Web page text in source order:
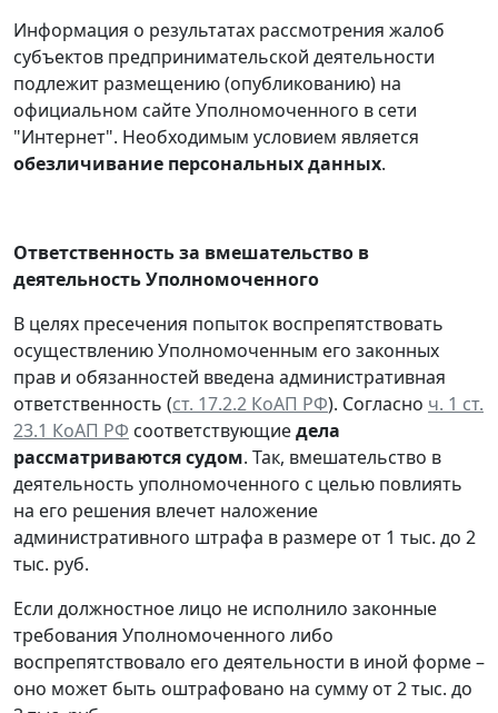
Информация о результатах рассмотрения жалоб
субъектов предпринимательской деятельности
подлежит размещению (опубликованию) на
официальном сайте Уполномоченного в сети
"Интернет". Необходимым условием является
обезличивание персональных данных.
Ответственность за вмешательство в
деятельность Уполномоченного
В целях пресечения попыток воспрепятствовать
осуществлению Уполномоченным его законных
прав и обязанностей введена административная
ответственность (ст. 17.2.2 КоАП РФ). Согласно ч. 1 ст.
23.1 КоАП РФ соответствующиедела
рассматриваются судом. Так, вмешательство в
деятельность уполномоченного с целью повлиять
на его решения влечет наложение
административного штрафа в размере от 1 тыс. до 2
тыс. руб.
Если должностное лицо не исполнило законные
требования Уполномоченного либо
воспрепятствовало его деятельности в иной форме –
оно может быть оштрафовано на сумму от 2 тыс. до